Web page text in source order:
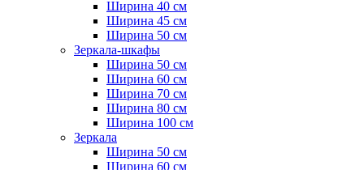
Ширина 40 см
Ширина 45 см
Ширина 50 см
Зеркала-шкафы
Ширина 50 см
Ширина 60 см
Ширина 70 см
Ширина 80 см
Ширина 100 см
Зеркала
Ширина 50 см
Ширина 60 см